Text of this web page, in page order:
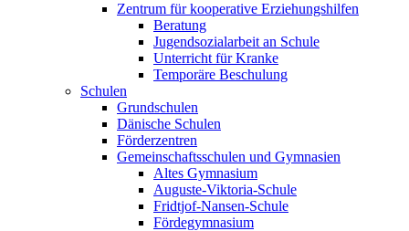
Zentrum für kooperative Erziehungshilfen
Beratung
Jugendsozialarbeit an Schule
Unterricht für Kranke
Temporäre Beschulung
Schulen
Grundschulen
Dänische Schulen
Förderzentren
Gemeinschaftsschulen und Gymnasien
Altes Gymnasium
Auguste-Viktoria-Schule
Fridtjof-Nansen-Schule
Fördegymnasium